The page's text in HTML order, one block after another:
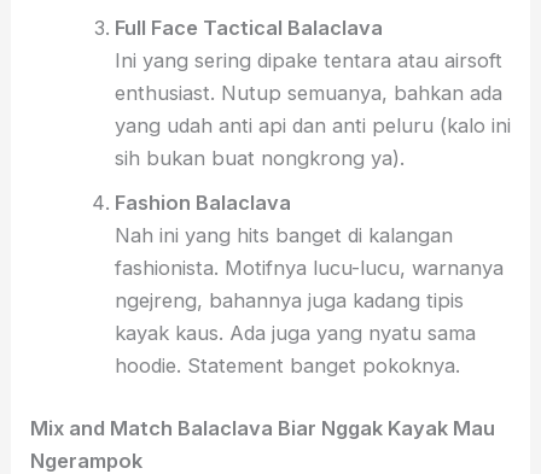
Full Face Tactical Balaclava
Ini yang sering dipake tentara atau airsoft
enthusiast. Nutup semuanya, bahkan ada
yang udah anti api dan anti peluru (kalo ini
sih bukan buat nongkrong ya).
Fashion Balaclava
Nah ini yang hits banget di kalangan
fashionista. Motifnya lucu-lucu, warnanya
ngejreng, bahannya juga kadang tipis
kayak kaus. Ada juga yang nyatu sama
hoodie. Statement banget pokoknya.
Mix and Match Balaclava Biar Nggak Kayak Mau
Ngerampok